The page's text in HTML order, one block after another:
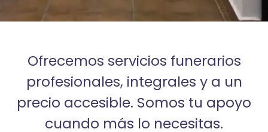
Ofrecemos servicios funerarios
profesionales, integrales y a un
precio accesible. Somos tu apoyo
cuando más lo necesitas.